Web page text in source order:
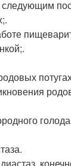
следующим